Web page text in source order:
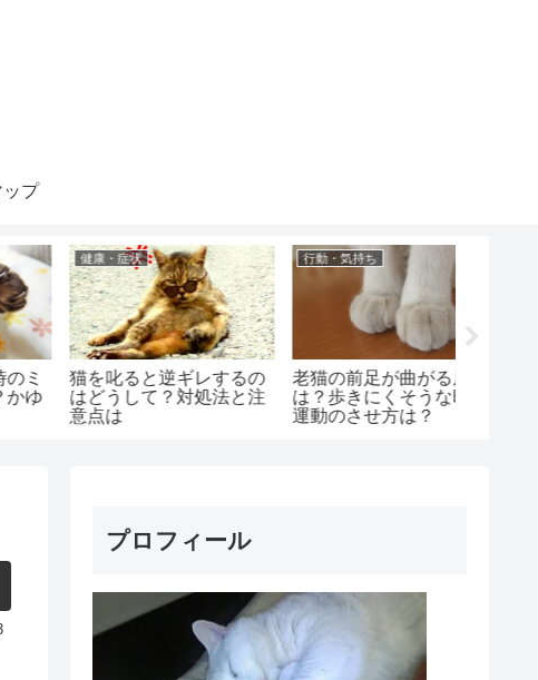
プ
健康・症状
猫の舌に黒い斑点ができ
る原因は？病気との見分
け方と注意点は？
食事・フード
猫が低血糖になった時の
ガムシロップの量は？症
状と飲んでくれない場合
プロフィール